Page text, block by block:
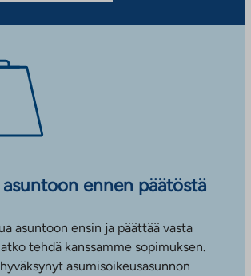
ennen päätöstä
asuntoon ensin ja päättää vasta
tehdä kanssamme sopimuksen.
asumisoikeusasunnon